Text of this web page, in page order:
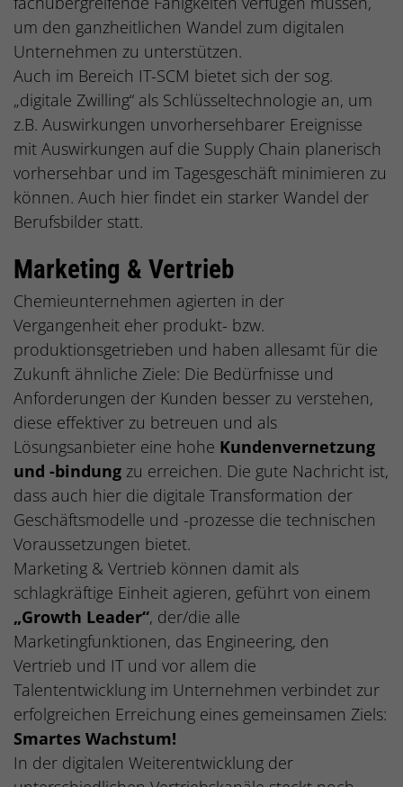
um den ganzheitlichen Wandel zum digitalen
Unternehmen zu unterstützen.
Auch im Bereich IT-SCM bietet sich der sog.
„digitale Zwilling“ als Schlüsseltechnologie an, um
z.B. Auswirkungen unvorhersehbarer Ereignisse
mit Auswirkungen auf die Supply Chain planerisch
vorhersehbar und im Tagesgeschäft minimieren zu
können. Auch hier findet ein starker Wandel der
Berufsbilder statt.
Marketing & Vertrieb
Chemieunternehmen agierten in der
Vergangenheit eher produkt- bzw.
produktionsgetrieben und haben allesamt für die
Zukunft ähnliche Ziele: Die Bedürfnisse und
Anforderungen der Kunden besser zu verstehen,
diese effektiver zu betreuen und als
Lösungsanbieter eine hohe Kundenvernetzung
und -bindung zu erreichen. Die gute Nachricht ist,
dass auch hier die digitale Transformation der
Geschäftsmodelle und -prozesse die technischen
Voraussetzungen bietet.
Marketing & Vertrieb können damit als
schlagkräftige Einheit agieren, geführt von einem
„Growth Leader“, der/die alle
Marketingfunktionen, das Engineering, den
Vertrieb und IT und vor allem die
Talententwicklung im Unternehmen verbindet zur
erfolgreichen Erreichung eines gemeinsamen Ziels:
Smartes Wachstum!
In der digitalen Weiterentwicklung der